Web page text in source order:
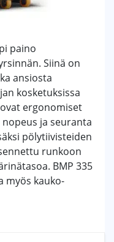
paino
Siinä on
ansiosta
kosketuksissa
ergonomiset
ja seuranta
pölytiivisteiden
runkoon
BMP 335
myös kauko-